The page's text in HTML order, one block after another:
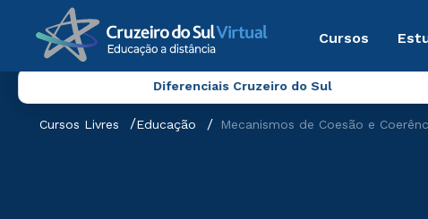
Cursos
Diferenciais Cruzeiro do Sul
Cursos Livres Educação Mecanismos de Coesão e